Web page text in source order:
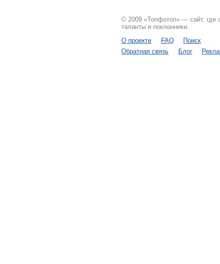
© 2009 «Топфотоп» — сайт, где
таланты и поклонники.
О проекте
FAQ
Поиск
Обратная связь
Блог